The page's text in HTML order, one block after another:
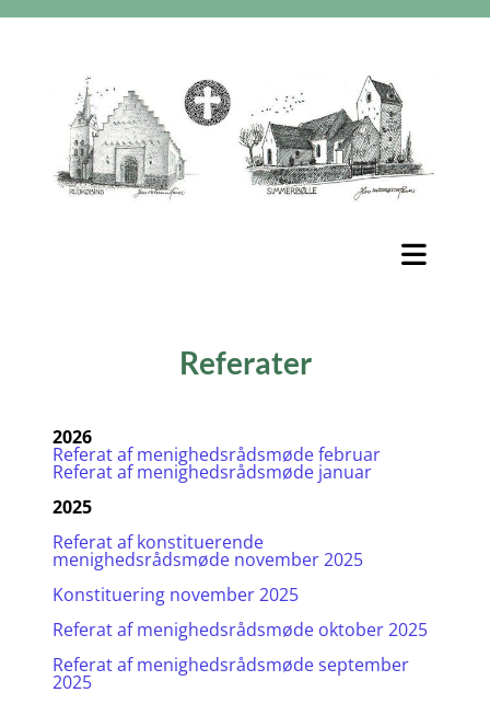
Referater
2026
Referat af menighedsrådsmøde februar
Referat af menighedsrådsmøde januar
2025
Referat af konstituerende
menighedsrådsmøde november 2025
Konstituering november 2025
Referat af menighedsrådsmøde oktober 2025
Referat af menighedsrådsmøde september
2025